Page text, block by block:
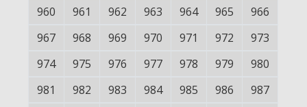
960
961 962 963 964 965
966
967
968 969 970 971 972
973
974
975 976 977 978 979
980
981
982 983 984 985 986
987